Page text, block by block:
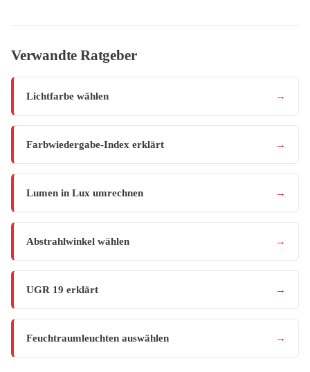
Verwandte Ratgeber
Lichtfarbe wählen →
Farbwiedergabe-Index erklärt →
Lumen in Lux umrechnen →
Abstrahlwinkel wählen →
UGR 19 erklärt →
Feuchtraumleuchten auswählen →